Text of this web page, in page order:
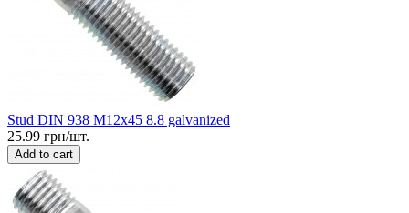
Stud DIN 938 M12x45 8.8 galvanized
25.99 грн/шт.
Add to cart